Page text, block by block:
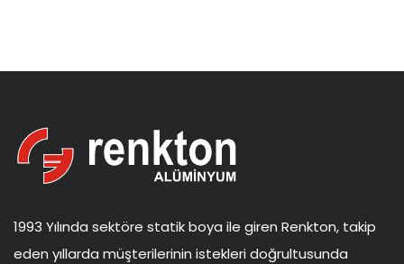
1993 Yılında sektöre statik boya ile giren Renkton, takip
eden yıllarda müşterilerinin istekleri doğrultusunda